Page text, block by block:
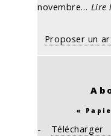
novembre… Lire
Proposer un
«
-